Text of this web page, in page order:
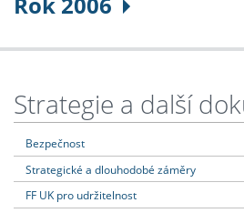
Strategie a další
Bezpečnost
Strategické a dlouhodobé záměry
FF UK pro udržitelnost